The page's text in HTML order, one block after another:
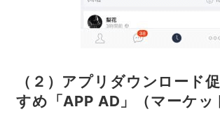
（２）アプリダウンロード
すめ「APP AD」（マーケッ